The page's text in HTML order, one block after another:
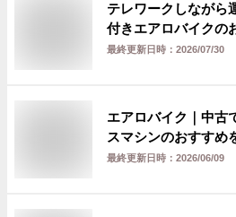
テレワークしながら
付きエアロバイクの
最終更新日時： 2026/07/30
エアロバイク｜中古
スマシンのおすすめ
最終更新日時： 2026/06/09